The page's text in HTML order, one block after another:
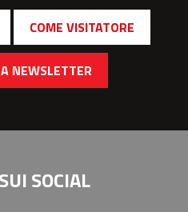
COME VISITATORE
NEWSLETTER
SOCIAL